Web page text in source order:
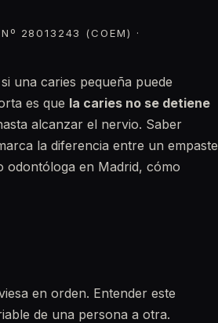
Nº 28013243 (COEM) ·
una caries pequeña puede
es que la caries no se detiene
alcanzar el nervio. Saber
la diferencia entre un empaste
odontóloga en Madrid, cómo
en orden. Entender este
de una persona a otra.